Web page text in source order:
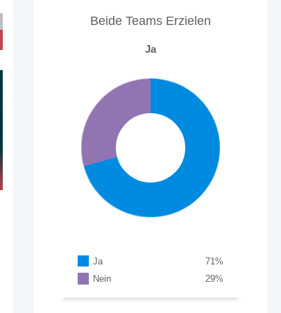
Beide Teams Erzielen
Ja
Ja %
71
Nein
%
29